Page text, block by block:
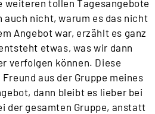
weiteren tollen Tagesangebote
auch nicht, warum es das nicht
Angebot war, erzählt es ganz
etwas, was wir dann
verfolgen können. Diese
aus der Gruppe meines
dann bleibt es lieber bei
der gesamten Gruppe, anstatt